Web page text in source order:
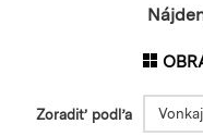
Zoradiť podľa